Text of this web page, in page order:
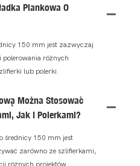
Piankowa O
150 mm jest zazwyczaj
polerowania różnych
lub polerki.
Można Stosować
Jak I Polerkami?
średnicy 150 mm jest
zarówno ze szlifierkami,
różnych projektów.